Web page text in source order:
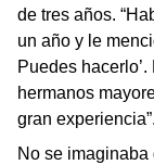
de tres años.
un año y le
Puedes
hermanos
gran experiencia”.
No se imaginaba